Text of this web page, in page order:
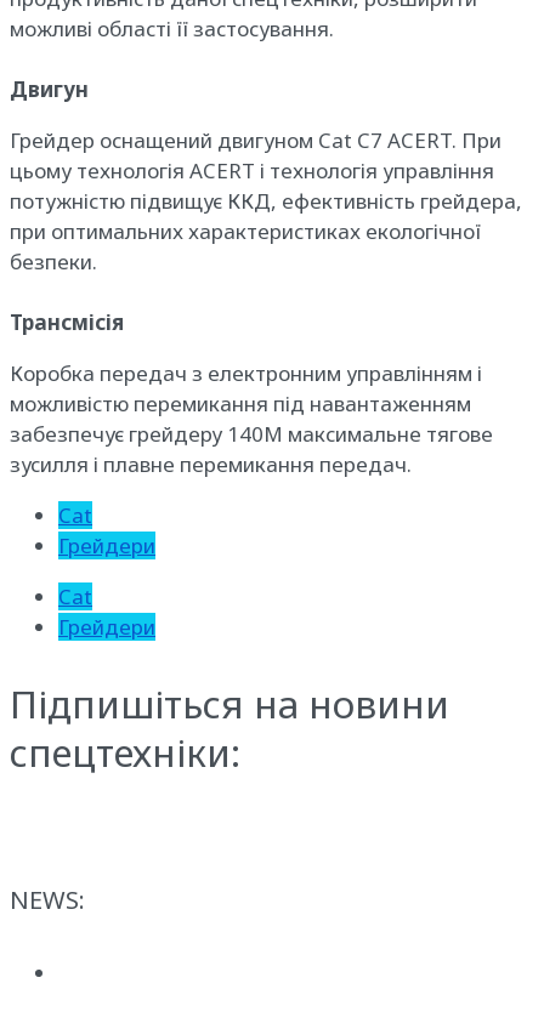
можливі області її застосування.
Двигун
Грейдер оснащений двигуном Cat C7 ACERT. При
цьому технологія ACERT і технологія управління
потужністю підвищує ККД, ефективність грейдера,
при оптимальних характеристиках екологічної
безпеки.
Трансмісія
Коробка передач з електронним управлінням і
можливістю перемикання під навантаженням
забезпечує грейдеру 140М максимальне тягове
зусилля і плавне перемикання передач.
Cat
Грейдери
Cat
Грейдери
Підпишіться на новини
спецтехніки:
NEWS: